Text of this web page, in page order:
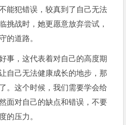
能犯错误，较真到了自己无法
挑战时，她更愿意放弃尝试，
的道路。
事，这代表着对自己的高度期
自己无法健康成长的地步，那
。这个时候，我们需要学会给
面对自己的缺点和错误，不要
的压力。